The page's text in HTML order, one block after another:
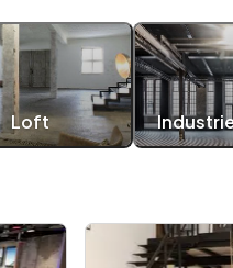
Loft